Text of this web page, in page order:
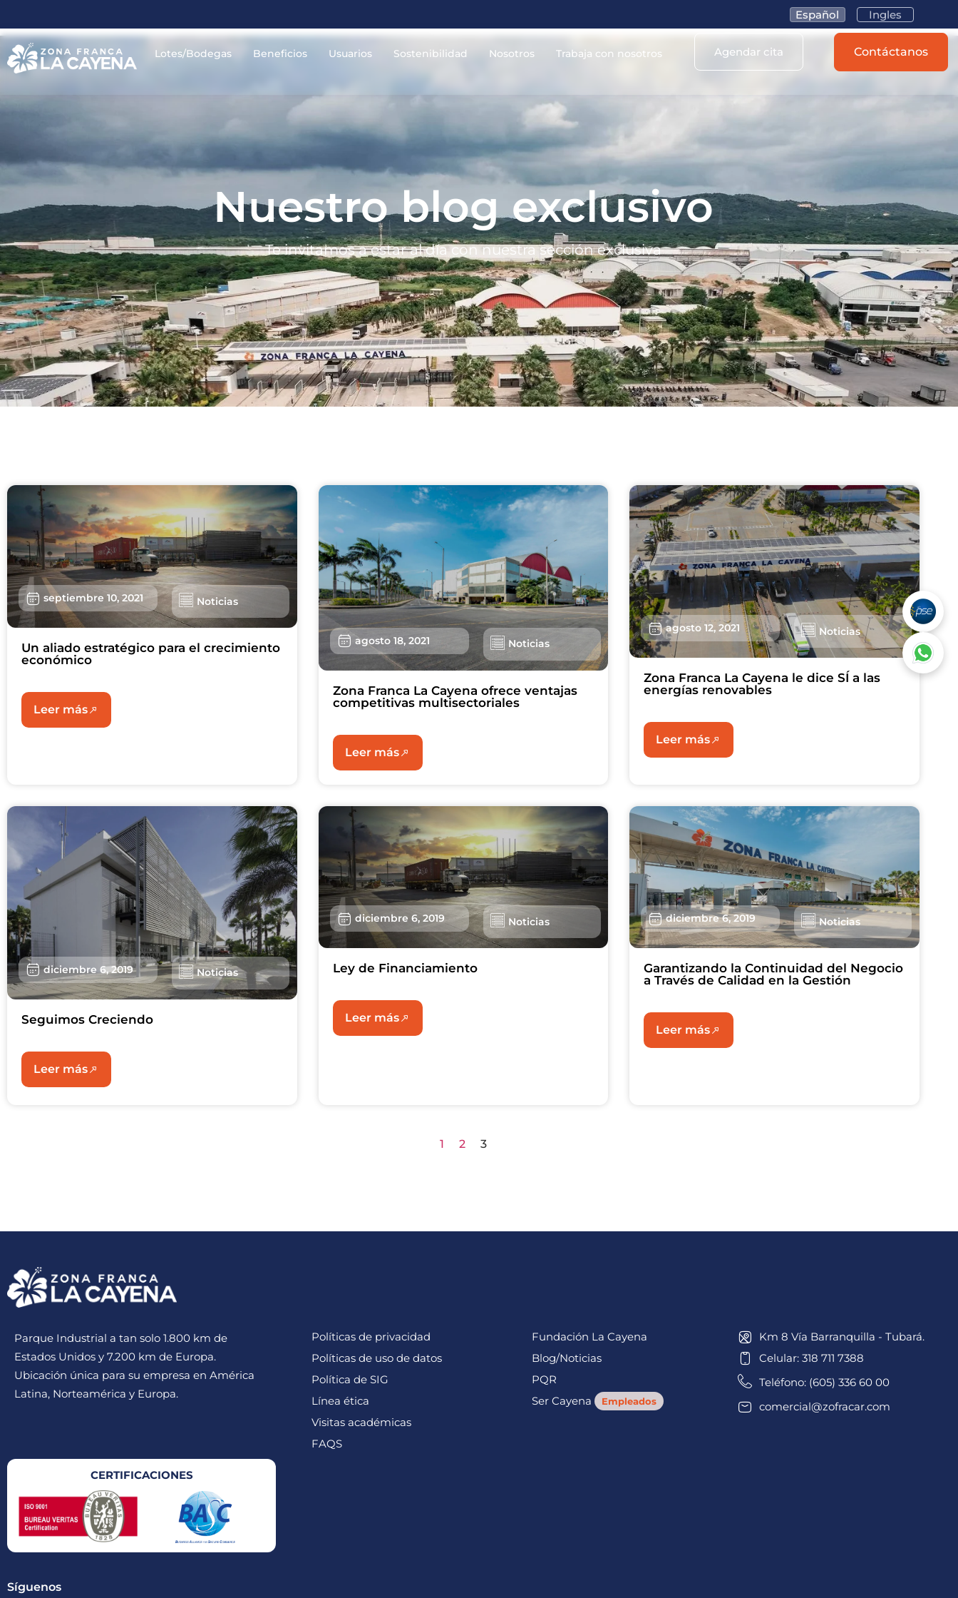
Español Ingles
Lotes/Bodegas Beneficios Usuarios Sostenibilidad Nosotros Trabaja con nosotros Agendar cita Contáctanos
Nuestro blog exclusivo
Te invitamos a estar al día con nuestra sección exclusiva
septiembre 10, 2021 Noticias
Un aliado estratégico para el crecimiento
económico
Leer más
agosto 18, 2021 Noticias
Zona Franca La Cayena ofrece ventajas
competitivas multisectoriales
Leer más
agosto 12, 2021 Noticias
Zona Franca La Cayena le dice SÍ a las
energías renovables
Leer más
diciembre 6, 2019 Noticias
Seguimos Creciendo
Leer más
diciembre 6, 2019 Noticias
Ley de Financiamiento
Leer más
diciembre 6, 2019 Noticias
Garantizando la Continuidad del Negocio
a Través de Calidad en la Gestión
Leer más
1 2 3
Parque Industrial a tan solo 1.800 km de
Estados Unidos y 7.200 km de Europa.
Ubicación única para su empresa en América
Latina, Norteamérica y Europa.
Políticas de privacidad
Políticas de uso de datos
Política de SIG
Línea ética
Visitas académicas
FAQS
Fundación La Cayena
Blog/Noticias
PQR
Ser Cayena
Empleados
Km 8 Vía Barranquilla - Tubará.
Celular: 318 711 7388
Teléfono: (605) 336 60 00
comercial@zofracar.com
CERTIFICACIONES
Síguenos